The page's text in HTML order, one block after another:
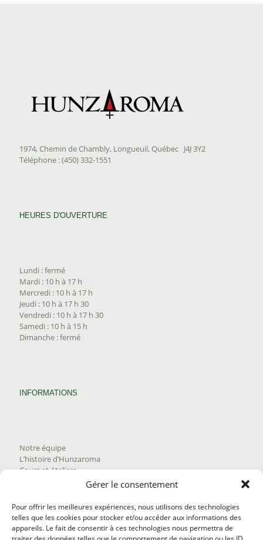
Gérer le consentement
Pour offrir les meilleures expériences, nous utilisons des technologies
telles que les cookies pour stocker et/ou accéder aux informations des
appareils. Le fait de consentir à ces technologies nous permettra de
1974, Chemin de Chambly, Longueuil, Québec J4J 3Y2
Téléphone : (450) 332-1551
HEURES D'OUVERTURE
Lundi : fermé
Mardi : 10 h à 17 h
Mercredi : 10 h à 17 h
Jeudi : 10 h à 17 h 30
Vendredi : 10 h à 17 h 30
Samedi : 10 h à 15 h
Dimanche : fermé
INFORMATIONS
Notre équipe
L’histoire d’Hunzaroma
Cours et Ateliers
Trouver nos produits
Politique de frais d'envoi
Termes et conditions
Politique de remboursement